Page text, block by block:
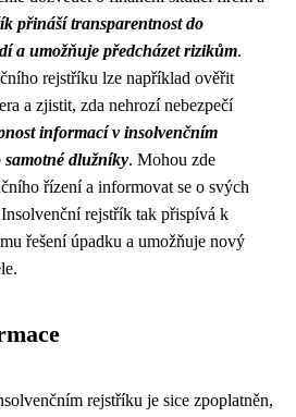
přináší transparentnost do
a umožňuje předcházet rizikům.
rejstříku lze například ověřit
a zjistit, zda nehrozí nebezpečí
informací v insolvenčním
dlužníky. Mohou zde
řízení a informovat se o svých
rejstřík tak přispívá k
řešení úpadku a umožňuje nový
rejstříku je sice zpoplatněn,